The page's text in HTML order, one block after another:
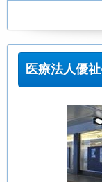
医療法人優